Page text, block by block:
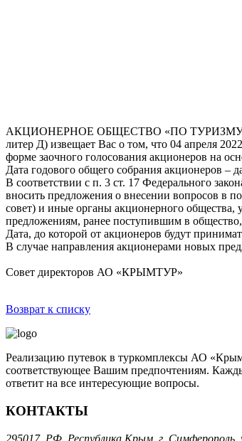
АКЦИОНЕРНОЕ ОБЩЕСТВО «ПО ТУРИЗМУ И
литер Д) извещает Вас о том, что 04 апреля
форме заочного голосования акционеров на
Дата годового общего собрания акционеров –
В соответствии с п. 3 ст. 17 Федерального
вносить предложения о внесении вопросов в
совет) и иные органы акционерного общества,
предложениям, ранее поступившим в
Дата, до которой от акционеров будут
В случае направления акционерами новых
Совет директоров АО «КРЫМТУР»
Возврат к списку
Реализацию путевок в туркомплексы АО
соответствующее Вашим предпочтениям.
ответит на все интересующие вопросы.
КОНТАКТЫ
295017, РФ, Республика Крым, г.